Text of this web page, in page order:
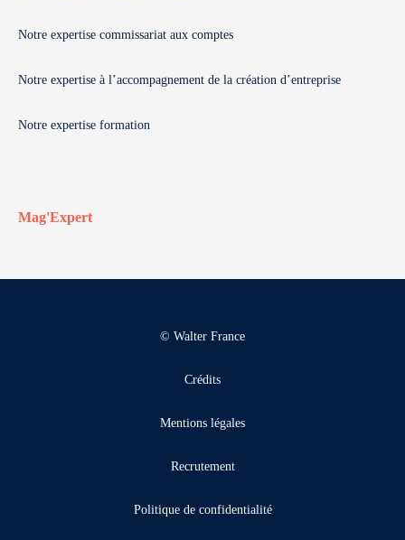
Notre expertise commissariat aux comptes
Notre expertise à l’accompagnement de la création d’entreprise
Notre expertise formation
Mag'Expert
© Walter France
Crédits
Mentions légales
Recrutement
Politique de confidentialité